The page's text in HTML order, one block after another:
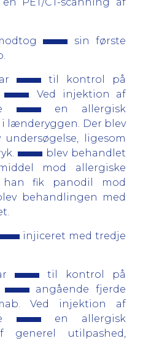
sin første
til kontrol på
. Ved injektion af
en allergisk
lænderyggen. Der blev
ligesom
blev behandlet
mod allergiske
han fik panodil mod
behandlingen med
injiceret med tredje
til kontrol på
angående fjerde
Ved injektion af
en allergisk
utilpashed,